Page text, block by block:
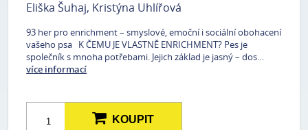
Eliška Šuhaj, Kristýna Uhlířová
93 her pro enrichment – smyslové, emoční i sociální obohacení
vašeho psa K ČEMU JE VLASTNĚ ENRICHMENT? Pes je
společník s mnoha potřebami. Jejich základ je jasný – dos…
více informací
KOUPIT